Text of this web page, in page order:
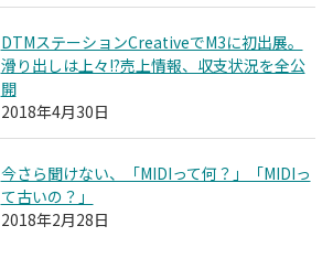
DTMステーションCreativeでM3に初出展。
滑り出しは上々!?売上情報、収支状況を全公
開
2018年4月30日
今さら聞けない、「MIDIって何？」「MIDIっ
て古いの？」
2018年2月28日